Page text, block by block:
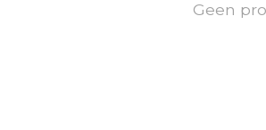
Geen